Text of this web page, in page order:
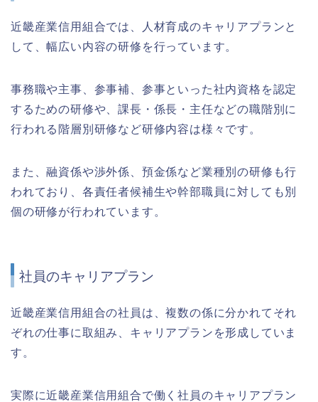
近畿産業信用組合では、人材育成のキャリアプランと
して、幅広い内容の研修を行っています。
事務職や主事、参事補、参事といった社内資格を認定
するための研修や、課長・係長・主任などの職階別に
行われる階層別研修など研修内容は様々です。
また、融資係や渉外係、預金係など業種別の研修も行
われており、各責任者候補生や幹部職員に対しても別
個の研修が行われています。
社員のキャリアプラン
近畿産業信用組合の社員は、複数の係に分かれてそれ
ぞれの仕事に取組み、キャリアプランを形成していま
す。
実際に近畿産業信用組合で働く社員のキャリアプラン